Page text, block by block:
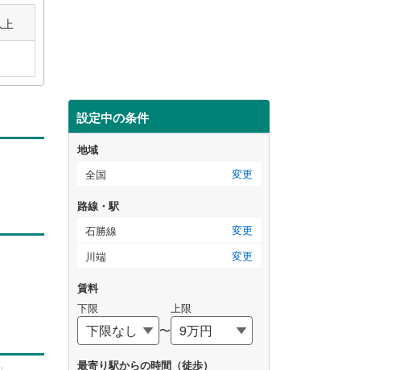
設定中の条件
地域
全国
変更
路線・駅
石勝線
変更
川端
変更
賃料
下限
〜
上限
最寄り駅からの時間（徒歩）